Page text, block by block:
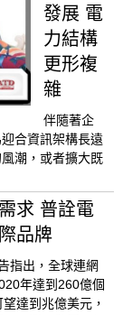
發展 電
力結構
更形複
雜
伴隨著企
合資訊架構長遠
潮，或者擴大既
求 普詮電
品牌
指出，全球連網
年達到260億個
達到兆億美元，